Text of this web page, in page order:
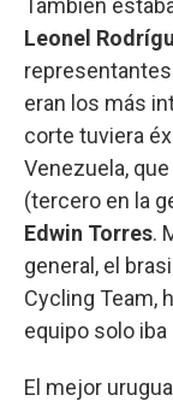
También
Leonel
eran los más
corte tuviera
Venezuela, que
(tercero en la
Edwin Torres.
general, el
Cycling Team,
equipo solo iba
El mejor